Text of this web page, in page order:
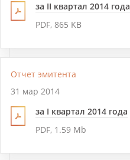
за II квартал 2014 года
PDF, 865 KB
Отчет эмитента
31 мар 2014
за I квартал 2014 года
PDF, 1.59 Mb